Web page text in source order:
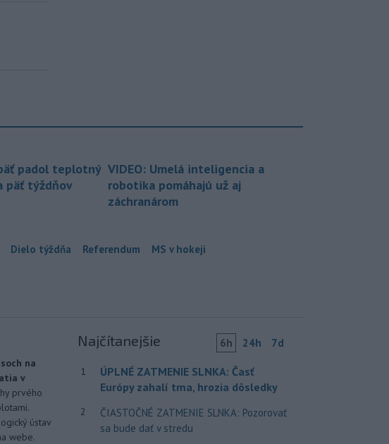
padol teplotný
päť týždňov
VIDEO: Umelá inteligencia a
robotika pomáhajú už aj
záchranárom
Dielo týždňa Referendum MS v hokeji
na
v
prvého
ústav
webe.
Najčítanejšie 6h 24h 7d
1
ÚPLNÉ ZATMENIE SLNKA: Časť
Európy zahalí tma, hrozia dôsledky
2
ČIASTOČNÉ ZATMENIE SLNKA: Pozorovať
sa bude dať v stredu